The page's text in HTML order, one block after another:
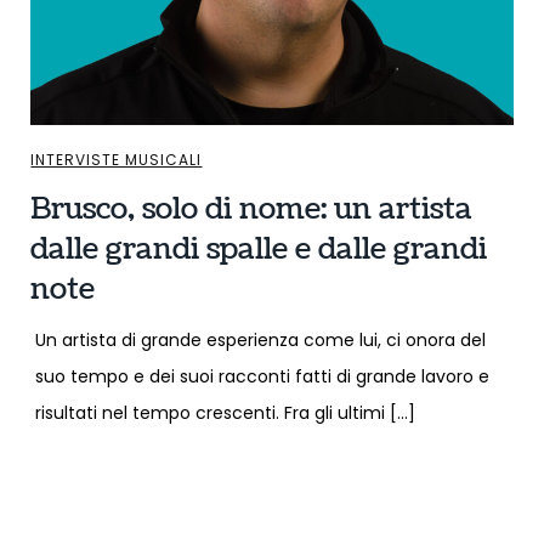
INTERVISTE MUSICALI
Brusco, solo di nome: un artista
dalle grandi spalle e dalle grandi
note
Un artista di grande esperienza come lui, ci onora del
suo tempo e dei suoi racconti fatti di grande lavoro e
risultati nel tempo crescenti. Fra gli ultimi […]